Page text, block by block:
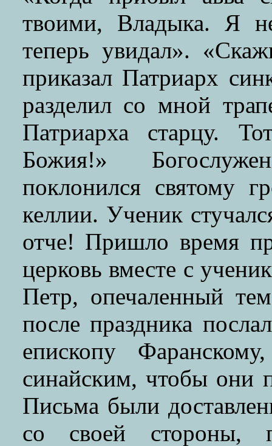
твоими, Владыка. Я
теперь увидал».
приказал Патриарх
разделил со мной
Патриарха старцу.
Божия!»
поклонился святому
келлии. Ученик
отче! Пришло время
церковь вместе с
Петр, опечаленный
после праздника
епископу
синайским, чтобы они
Письма были
со своей стороны,